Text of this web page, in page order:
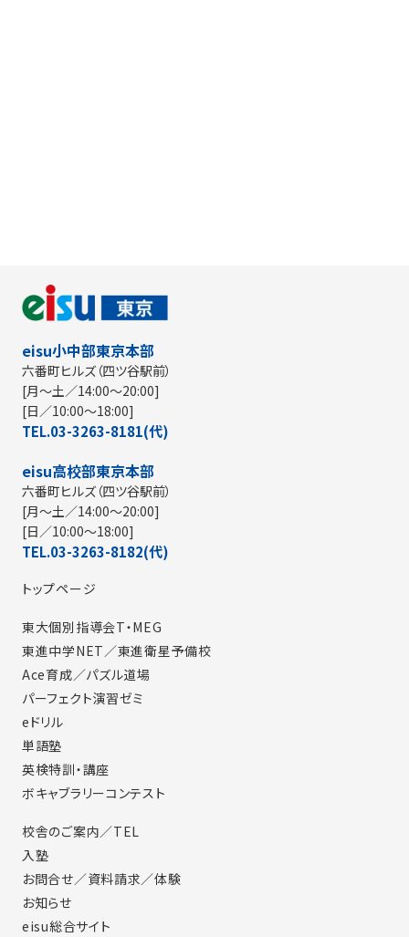
eisu小中部東京本部
六番町ヒルズ（四ツ谷駅前）
[月～土／14:00～20:00]
[日／10:00～18:00]
TEL.03-3263-8181(代)
eisu高校部東京本部
六番町ヒルズ（四ツ谷駅前）
[月～土／14:00～20:00]
[日／10:00～18:00]
TEL.03-3263-8182(代)
トップページ
東大個別指導会T・MEG
東進中学NET／東進衛星予備校
Ace育成／パズル道場
パーフェクト演習ゼミ
eドリル
単語塾
英検特訓・講座
ボキャブラリーコンテスト
校舎のご案内／TEL
入塾
お問合せ／資料請求／体験
お知らせ
eisu総合サイト